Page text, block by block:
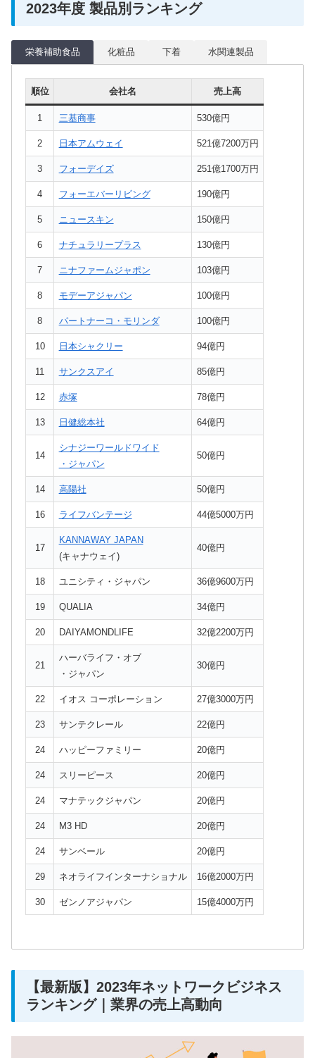
2023年度 製品別ランキング
栄養補助食品 化粧品 下着 水関連製品
順位 会社名 売上高
1 三基商事 530億円
2 日本アムウェイ 521億7200万円
3 フォーデイズ 251億1700万円
4 フォーエバーリビング 190億円
5 ニュースキン 150億円
6 ナチュラリープラス 130億円
7 ニナファームジャポン 103億円
8 モデーアジャパン 100億円
8 パートナーコ・モリンダ 100億円
10 日本シャクリー 94億円
11 サンクスアイ 85億円
12 赤塚 78億円
13 日健総本社 64億円
14
シナジーワールドワイド
・ジャパン
50億円
14 高陽社 50億円
16 ライフバンテージ 44億5000万円
17
KANNAWAY JAPAN
(キャナウェイ)
40億円
18 ユニシティ・ジャパン 36億9600万円
19 QUALIA 34億円
20 DAIYAMONDLIFE 32億2200万円
21
ハーバライフ・オブ
・ジャパン
30億円
22 イオス コーポレーション 27億3000万円
23 サンテクレール 22億円
24 ハッピーファミリー 20億円
24 スリーピース 20億円
24 マナテックジャパン 20億円
24 M3 HD 20億円
24 サンベール 20億円
29 ネオライフインターナショナル 16億2000万円
30 ゼンノアジャパン 15億4000万円
【最新版】2023年ネットワークビジネス
ランキング｜業界の売上高動向